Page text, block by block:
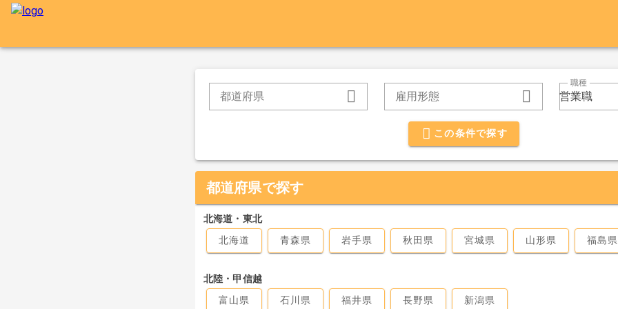
都道府県 雇用形態 営業職
職種
この条件で探す
都道府県で探す
北海道・東北
北海道
青森県 岩手県 秋田県 宮城県 山形県 福島県
北陸・甲信越
富山県
石川県 福井県 長野県 新潟県